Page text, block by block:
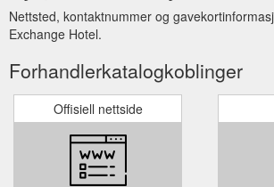
Nettsted, kontaktnummer og
Exchange Hotel.
Forhandlerkatalogkoblinger
Offisiell nettside